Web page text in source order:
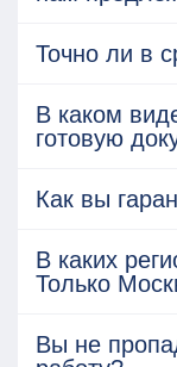
Точно ли в
В каком
готовую
Как вы
В каких
Только
Вы не